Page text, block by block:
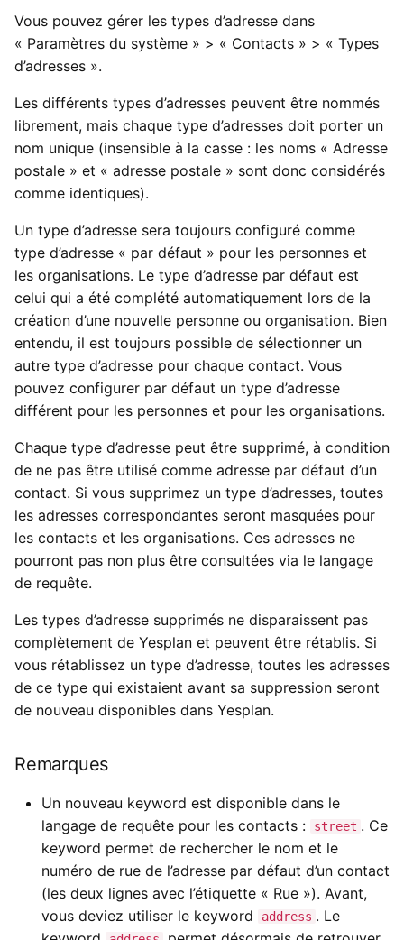
Vous pouvez gérer les types d’adresse dans
« Paramètres du système » > « Contacts » > « Types
d’adresses ».
Les différents types d’adresses peuvent être nommés
librement, mais chaque type d’adresses doit porter un
nom unique (insensible à la casse : les noms « Adresse
postale » et « adresse postale » sont donc considérés
comme identiques).
Un type d’adresse sera toujours configuré comme
type d’adresse « par défaut » pour les personnes et
les organisations. Le type d’adresse par défaut est
celui qui a été complété automatiquement lors de la
création d’une nouvelle personne ou organisation. Bien
entendu, il est toujours possible de sélectionner un
autre type d’adresse pour chaque contact. Vous
pouvez configurer par défaut un type d’adresse
différent pour les personnes et pour les organisations.
Chaque type d’adresse peut être supprimé, à condition
de ne pas être utilisé comme adresse par défaut d’un
contact. Si vous supprimez un type d’adresses, toutes
les adresses correspondantes seront masquées pour
les contacts et les organisations. Ces adresses ne
pourront pas non plus être consultées via le langage
de requête.
Les types d’adresse supprimés ne disparaissent pas
complètement de Yesplan et peuvent être rétablis. Si
vous rétablissez un type d’adresse, toutes les adresses
de ce type qui existaient avant sa suppression seront
de nouveau disponibles dans Yesplan.
Remarques
Un nouveau keyword est disponible dans le
langage de requête pour les contacts :
street . Ce
keyword permet de rechercher le nom et le
numéro de rue de l’adresse par défaut d’un contact
(les deux lignes avec l’étiquette « Rue »). Avant,
vous deviez utiliser le keyword
address . Le